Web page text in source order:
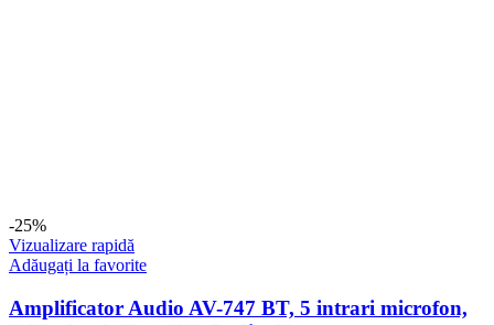
-25%
Vizualizare rapidă
Adăugați la favorite
Amplificator Audio AV-747 BT, 5 intrari microfon,